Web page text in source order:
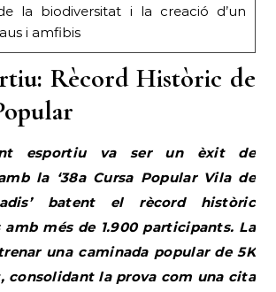
la biodiversitat i la creació d’un
i amfibis
Rècord Històric de
esportiu va ser un èxit de
la ‘38a Cursa Popular Vila de
batent el rècord històric
amb més de 1.900 participants. La
una caminada popular de 5K
consolidant la prova com una cita